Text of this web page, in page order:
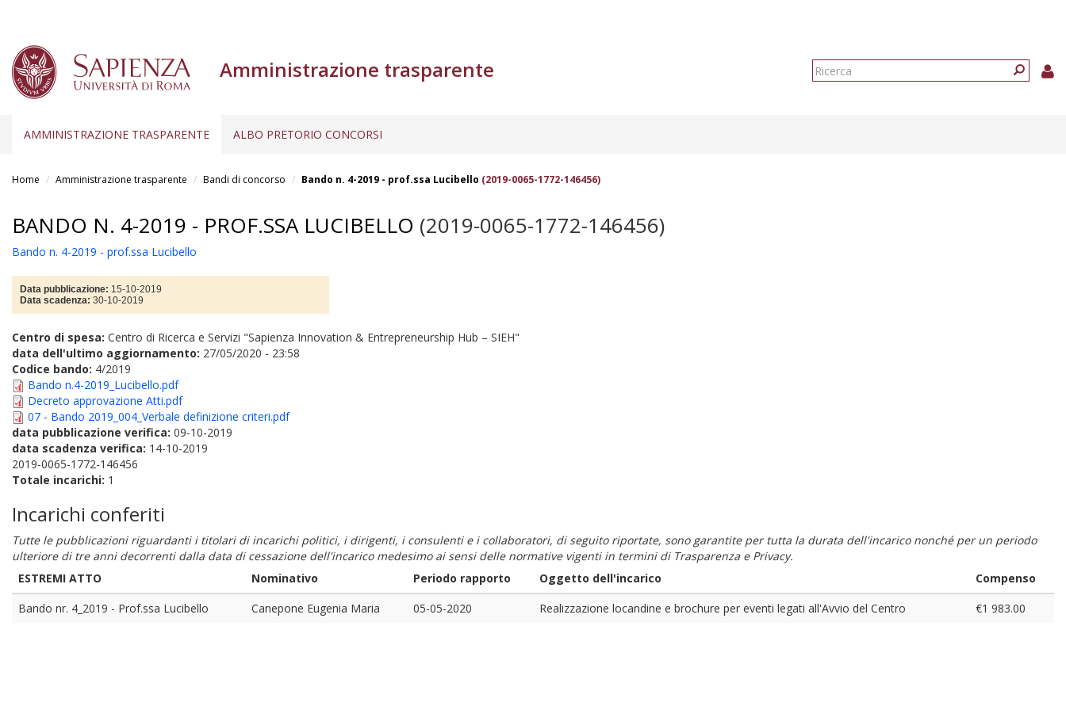
Amministrazione trasparente
Form
AMMINISTRAZIONE TRASPARENTE ALBO PRETORIO CONCORSI
Home Amministrazione trasparente Bandi di concorso Bando n. 4-2019 - prof.ssa Lucibello (2019-0065-1772-146456)
BANDO N. 4-2019 - PROF.SSA LUCIBELLO (2019-0065-1772-146456)
Bando n. 4-2019 - prof.ssa Lucibello
Data pubblicazione: 15-10-2019
Data scadenza: 30-10-2019
Centro di spesa: Centro di Ricerca e Servizi "Sapienza Innovation & Entrepreneurship Hub – SIEH"
data dell'ultimo aggiornamento: 27/05/2020 - 23:58
Codice bando: 4/2019
Bando n.4-2019_Lucibello.pdf
Decreto approvazione Atti.pdf
07 - Bando 2019_004_Verbale definizione criteri.pdf
data pubblicazione verifica: 09-10-2019
data scadenza verifica: 14-10-2019
2019-0065-1772-146456
Totale incarichi: 1
Incarichi conferiti
Tutte le pubblicazioni riguardanti i titolari di incarichi politici, i dirigenti, i consulenti e i collaboratori, di seguito riportate, sono garantite per tutta la durata dell'incarico nonché per un periodo
ulteriore di tre anni decorrenti dalla data di cessazione dell'incarico medesimo ai sensi delle normative vigenti in termini di Trasparenza e Privacy.
ESTREMI ATTO
Nominativo Periodo rapporto Oggetto dell'incarico
Compenso
Bando nr. 4_2019 - Prof.ssa Lucibello
Canepone Eugenia Maria 05-05-2020 Realizzazione locandine e brochure per eventi legati all'Avvio del Centro €1 983.00